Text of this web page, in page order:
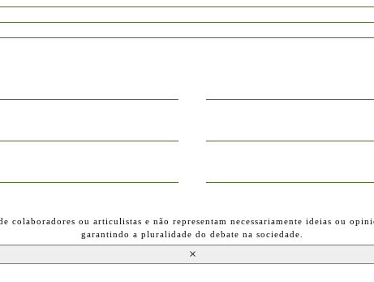
ou articulistas e não representam necessariamente ideias ou
garantindo a pluralidade do debate na sociedade.
×